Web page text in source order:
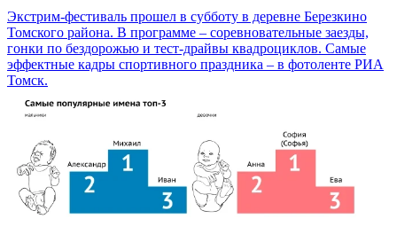
Экстрим-фестиваль прошел в субботу в деревне Березкино
Томского района. В программе – соревновательные заезды,
гонки по бездорожью и тест-драйвы квадроциклов. Самые
эффектные кадры спортивного праздника – в фотоленте РИА
Томск.